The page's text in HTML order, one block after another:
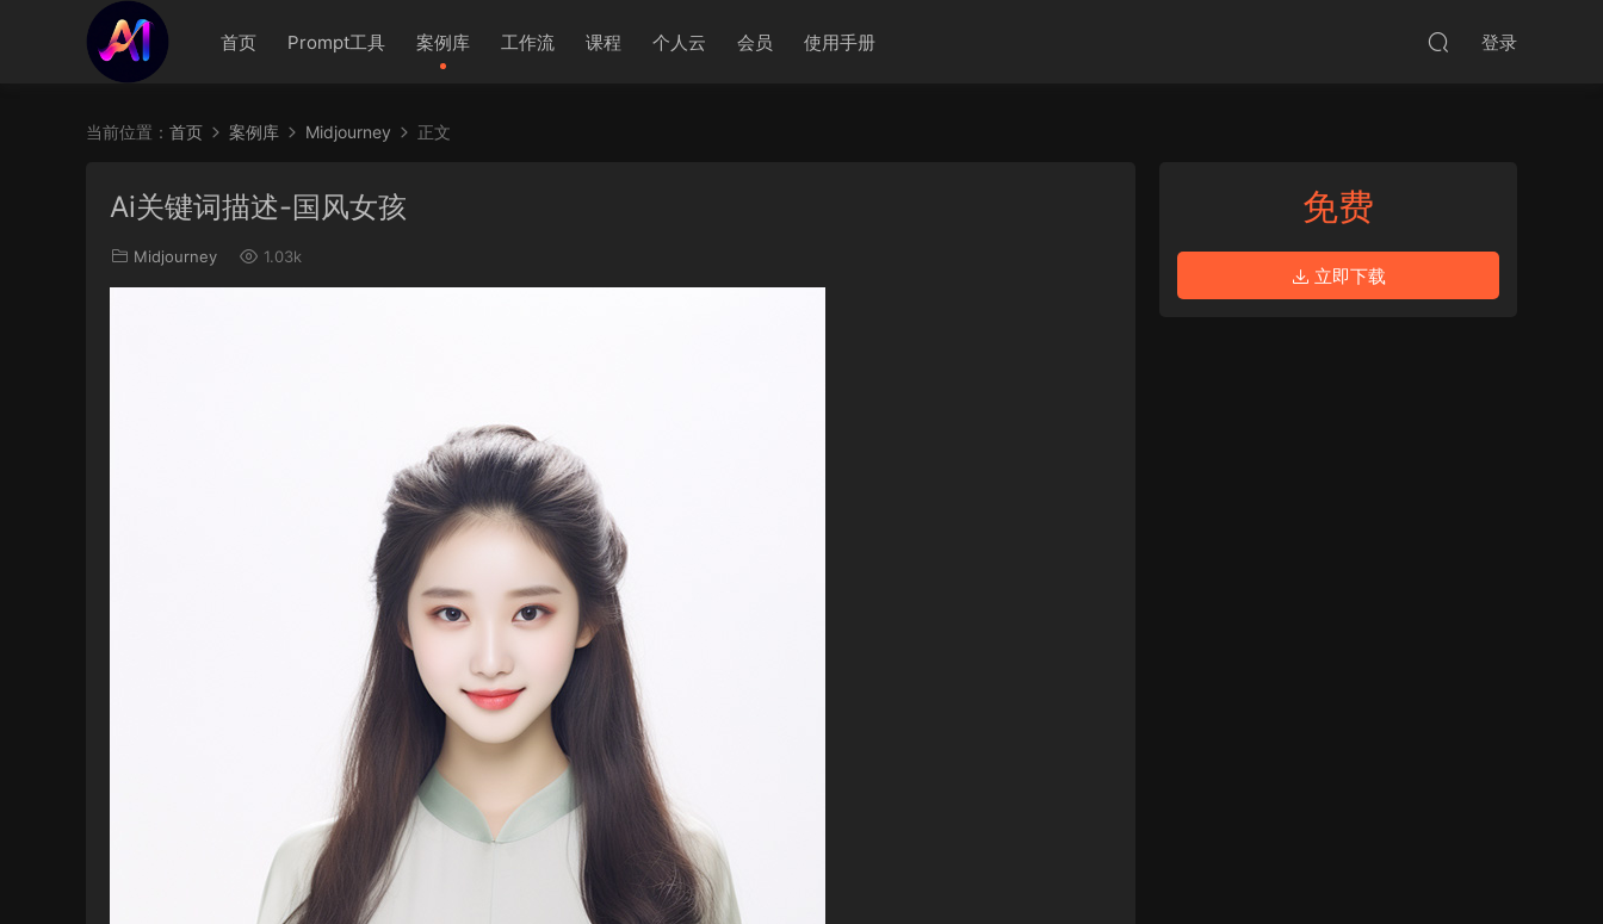
首页 Prompt工具 案例库 工作流 课程 个人云 会员 使用手册 登录
当前位置： 首页 案例库 Midjourney 正文
Ai关键词描述-国风女孩
Midjourney 1.03k
免费
立即下载